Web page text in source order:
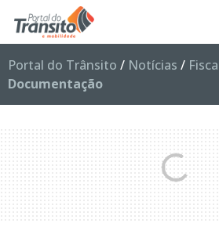
Portal do Trânsito / Notícias /
Documentação